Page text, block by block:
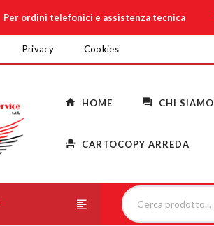
Per ordini telefonici e assistenza tecnica
Privacy Cookies
HOME CHI SIAMO
CARTOCOPY ARREDA